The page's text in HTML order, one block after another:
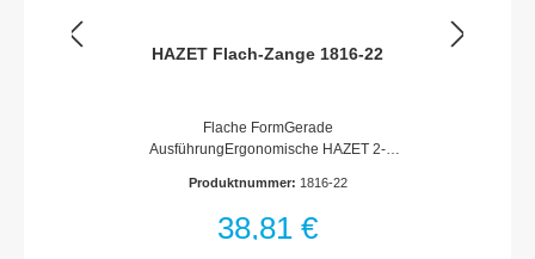
HAZET Flach-Zange 1816-22
Flache FormGerade
AusführungErgonomische HAZET 2-
(blau/schwarz)Oberfläche:
hochglanzverchromtFunktionsmaße nach
DIN ISO 5745Made In
Produktnummer: 1816-22
38,81 €